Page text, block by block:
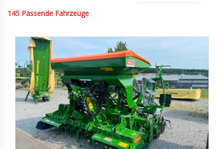
145 Passende Fahrzeuge